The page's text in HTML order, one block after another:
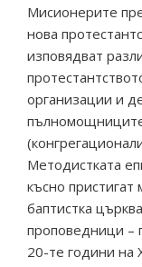
Мисионерите
нова
изповядват
организации и
Методистката
късно пристигат
баптистка
проповедници –
20-те години на